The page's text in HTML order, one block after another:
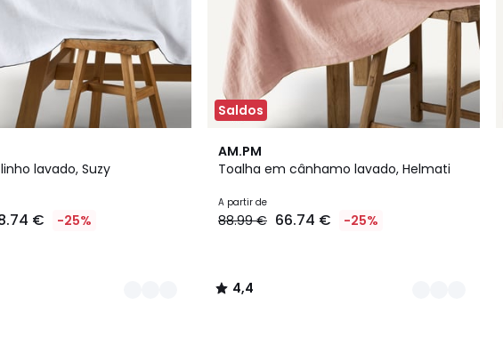
lavado, Suzy
€ -25%
Saldos
AM.PM
Toalha em cânhamo lavado, Helmati
A partir de
88.99 € 66.74 € -25%
4,4
/ 5
3
Cores
4,4
/